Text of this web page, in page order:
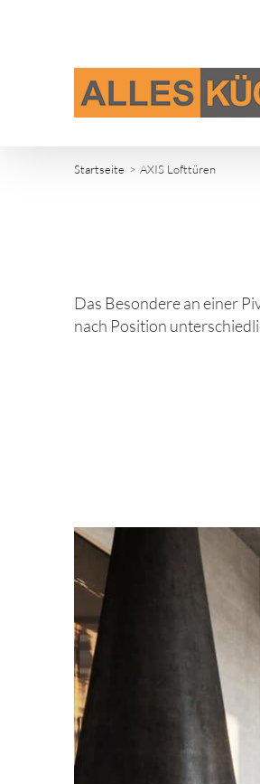
Startseite AXIS Lofttüren
Das Besondere an einer
nach Position